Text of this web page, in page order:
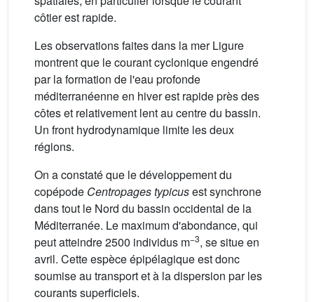
côtier est rapide.
Les observations faites dans la mer Ligure
montrent que le courant cyclonique engendré
par la formation de l'eau profonde
méditerranéenne en hiver est rapide près des
côtes et relativement lent au centre du bassin.
Un front hydrodynamique limite les deux
régions.
On a constaté que le développement du
copépode Centropages typicusest synchrone
dans tout le Nord du bassin occidental de la
Méditerranée. Le maximum d'abondance, qui
peut atteindre 2500 individus m−3, se situe en
avril. Cette espèce épipélagique est donc
soumise au transport et à la dispersion par les
courants superficiels.